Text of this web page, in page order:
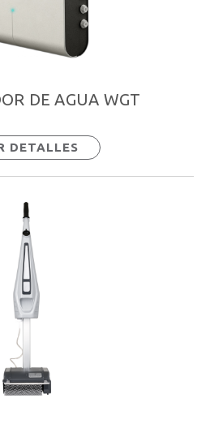
DE AGUA WGT
DETALLES